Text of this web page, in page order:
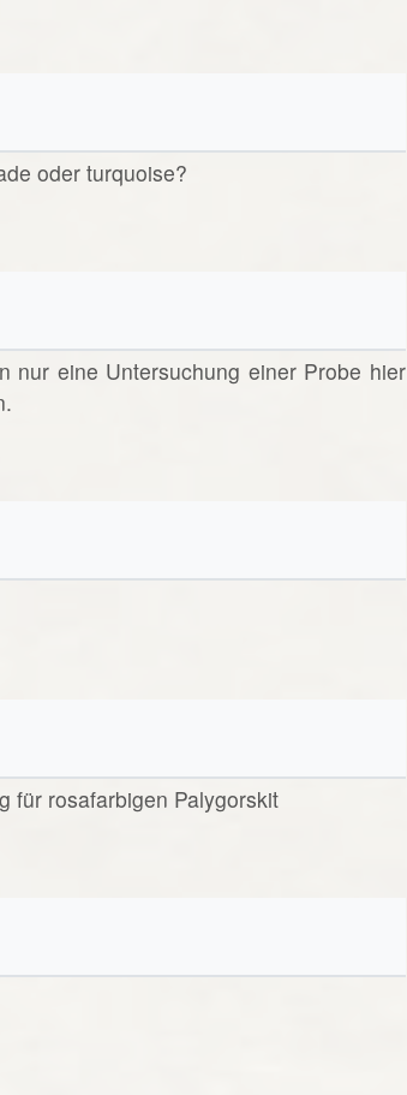
oder turquoise?
nur eine Untersuchung einer Probe hier
für rosafarbigen Palygorskit